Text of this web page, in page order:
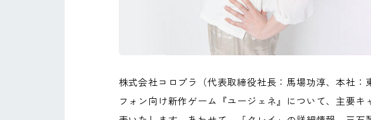
株式会社コロプラ（代表取締役社長：馬場功淳、本社
フォン向け新作ゲーム『ユージェネ』について、主要